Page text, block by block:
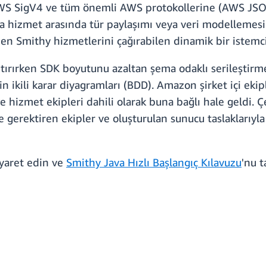
SigV4 ve tüm önemli AWS protokollerine (AWS
arasında tür paylaşımı veya veri
Smithy hizmetlerini çağırabilen dinamik bir
SDK boyutunu azaltan şema odaklı
ikili karar diyagramları (BDD). Amazon şirket içi
ekipleri dahili olarak buna bağlı hale geldi.
gerektiren ekipler ve oluşturulan sunucu
edin ve Smithy Java Hızlı Başlangıç Kılavuzu'nu